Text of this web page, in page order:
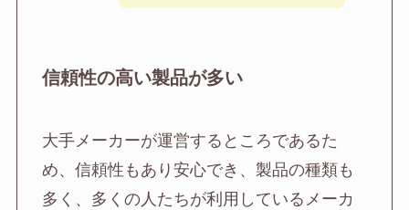
信頼性の高い製品が多い
大手メーカーが運営するところであるた
め、信頼性もあり安心でき、製品の種類も
多く、多くの人たちが利用しているメーカ